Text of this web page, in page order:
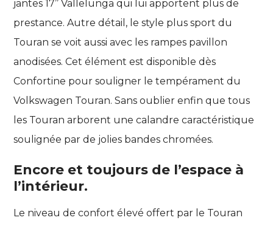
jantes 17’’ Vallelunga qui lui apportent plus de
prestance. Autre détail, le style plus sport du
Touran se voit aussi avec les rampes pavillon
anodisées. Cet élément est disponible dès
Confortine pour souligner le tempérament du
Volkswagen Touran. Sans oublier enfin que tous
les Touran arborent une calandre caractéristique
soulignée par de jolies bandes chromées.
Encore et toujours de l’espace à
l’intérieur.
Le niveau de confort élevé offert par le Touran